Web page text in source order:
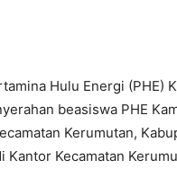
Hulu Energi (PHE)
beasiswa PHE
Kerumutan,
Kecamatan